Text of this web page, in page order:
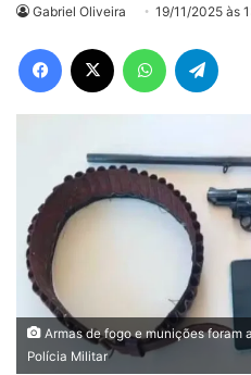
Gabriel Oliveira 19/11/2025 às
Facebook WhatsApp
Armas de fogo e munições
Polícia Militar